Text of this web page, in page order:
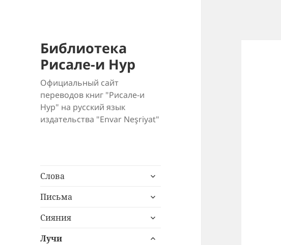
Библиотека
Рисале-и Нур
Официальный сайт
переводов книг "Рисале-и
Нур" на русский язык
издательства "Envar Neşriyat"
Слова
раскрыть
меню
Письма
раскрыть
меню
Сияния
раскрыть
меню
Лучи
раскрыть